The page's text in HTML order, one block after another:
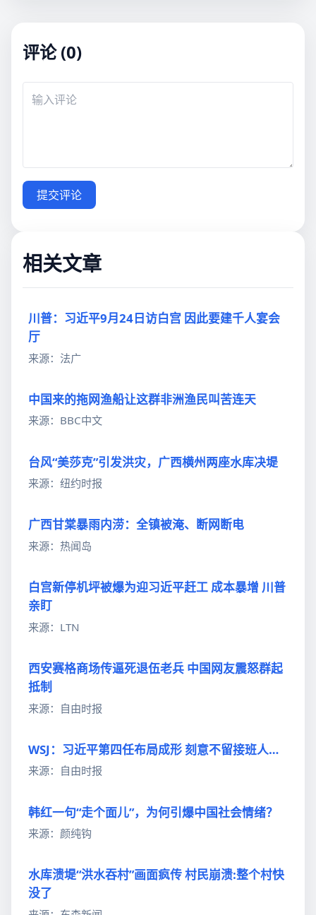
评论 (0)
提交评论
相关文章
川普：习近平9月24日访白宫 因此要建千人宴会
厅
来源：法广
中国来的拖网渔船让这群非洲渔民叫苦连天
来源：BBC中文
台风“美莎克”引发洪灾，广西横州两座水库决堤
来源：纽约时报
广西甘棠暴雨内涝：全镇被淹、断网断电
来源：热闻岛
白宫新停机坪被爆为迎习近平赶工 成本暴增 川普
亲盯
来源：LTN
西安赛格商场传逼死退伍老兵 中国网友震怒群起
抵制
来源：自由时报
WSJ：习近平第四任布局成形 刻意不留接班人…
来源：自由时报
韩红一句“走个面儿”，为何引爆中国社会情绪？
来源：颜纯钩
水库溃堤“洪水吞村”画面疯传 村民崩溃:整个村快
没了